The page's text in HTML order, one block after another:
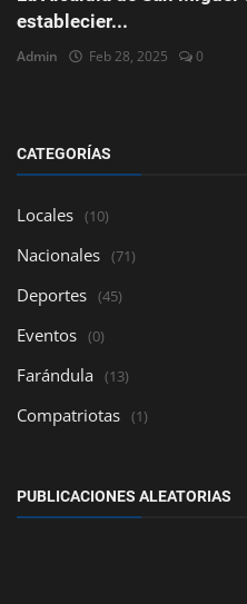
establecier...
Admin Feb 28, 2025 0
CATEGORÍAS
Locales (10)
Nacionales (71)
Deportes (45)
Eventos (0)
Farándula (13)
Compatriotas (1)
PUBLICACIONES ALEATORIAS